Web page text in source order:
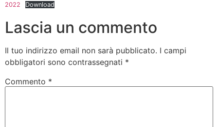
2022
Download
Lascia un commento
Il tuo indirizzo email non sarà pubblicato. I campi
obbligatori sono contrassegnati *
Commento *